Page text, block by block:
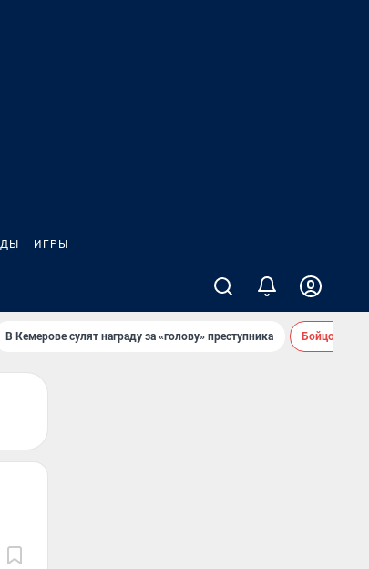
ИГРЫ
В Кемерове сулят награду за «голову» преступника Бойцовский